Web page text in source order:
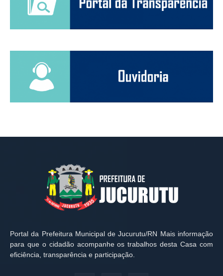
Portal da Prefeitura Municipal de Jucurutu/RN Mais informação
para que o cidadão acompanhe os trabalhos desta Casa com
eficiência, transparência e participação.